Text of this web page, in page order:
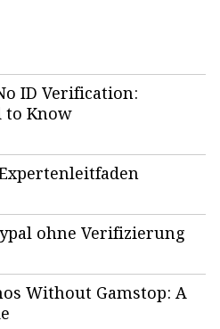
ID Verification:
to Know
ohne Verifizierung
Without Gamstop: A